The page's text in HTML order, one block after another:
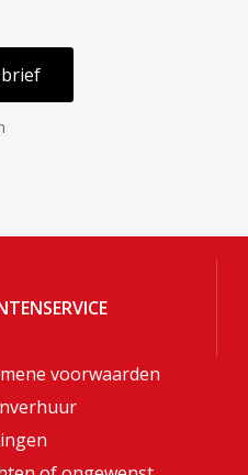
voorwaarden